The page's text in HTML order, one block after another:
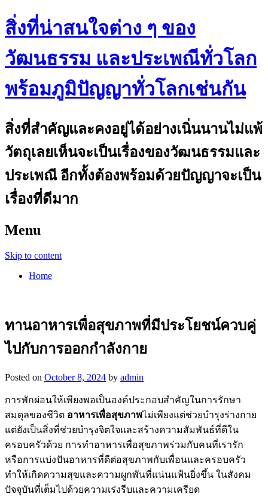
สิ่งที่น่าสนใจต่าง ๆ ของ
วัฒนธรรม และประเพณีทั่วโลก
พร้อมภูมิปัญญาทั่วโลกเช่นกัน
สิ่งที่สำคัญและคงอยู่ได้อย่างเนิ่นนานไม่แพ้
วัตถุเลยเห็นจะเป็นเรื่องของวัฒนธรรมและ
ประเพณี อีกทั้งต้องพร้อมด้วยปัญญาจะเป็น
เรื่องที่ดีมาก
Menu
Skip to content
Home
ทานอาหารเพื่อสุขภาพที่มีประโยชน์ควบคู่
ไปกับการออกกำลังกาย
Posted on October 8, 2024 by admin
การพักผ่อนให้เพียงพอเป็นองค์ประกอบสำคัญในการรักษา
สมดุลของชีวิต อาหารเพื่อสุขภาพไม่เพียงแต่ช่วยบำรุงร่างกาย
แต่ยังเป็นสิ่งที่ช่วยบำรุงจิตใจและสร้างความสัมพันธ์ที่ดีใน
ครอบครัวด้วย การทำอาหารเพื่อสุขภาพร่วมกับคนที่เรารัก
หรือการแบ่งปันอาหารที่ดีต่อสุขภาพกับเพื่อนและครอบครัว
ทำให้เกิดความสุขและความผูกพันที่แน่นแฟ้นยิ่งขึ้น ในสังคม
ปัจจุบันที่เต็มไปด้วยความเร่งรีบและความเครียด